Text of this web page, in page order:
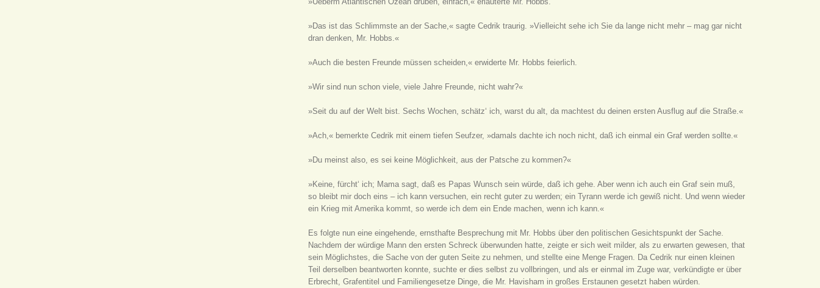
»Das ist das Schlimmste an der Sache,« sagte Cedrik traurig. »Vielleicht sehe ich Sie da lange nicht mehr – mag gar nicht
dran denken, Mr. Hobbs.«
»Auch die besten Freunde müssen scheiden,« erwiderte Mr. Hobbs feierlich.
»Wir sind nun schon viele, viele Jahre Freunde, nicht wahr?«
»Seit du auf der Welt bist. Sechs Wochen, schätz‘ ich, warst du alt, da machtest du deinen ersten Ausflug auf die Straße.«
»Ach,« bemerkte Cedrik mit einem tiefen Seufzer, »damals dachte ich noch nicht, daß ich einmal ein Graf werden sollte.«
»Du meinst also, es sei keine Möglichkeit, aus der Patsche zu kommen?«
»Keine, fürcht‘ ich; Mama sagt, daß es Papas Wunsch sein würde, daß ich gehe. Aber wenn ich auch ein Graf sein muß,
so bleibt mir doch eins – ich kann versuchen, ein recht guter zu werden; ein Tyrann werde ich gewiß nicht. Und wenn wieder
ein Krieg mit Amerika kommt, so werde ich dem ein Ende machen, wenn ich kann.«
Es folgte nun eine eingehende, ernsthafte Besprechung mit Mr. Hobbs über den politischen Gesichtspunkt der Sache.
Nachdem der würdige Mann den ersten Schreck überwunden hatte, zeigte er sich weit milder, als zu erwarten gewesen, that
sein Möglichstes, die Sache von der guten Seite zu nehmen, und stellte eine Menge Fragen. Da Cedrik nur einen kleinen
Teil derselben beantworten konnte, suchte er dies selbst zu vollbringen, und als er einmal im Zuge war, verkündigte er über
Erbrecht, Grafentitel und Familiengesetze Dinge, die Mr. Havisham in großes Erstaunen gesetzt haben würden.